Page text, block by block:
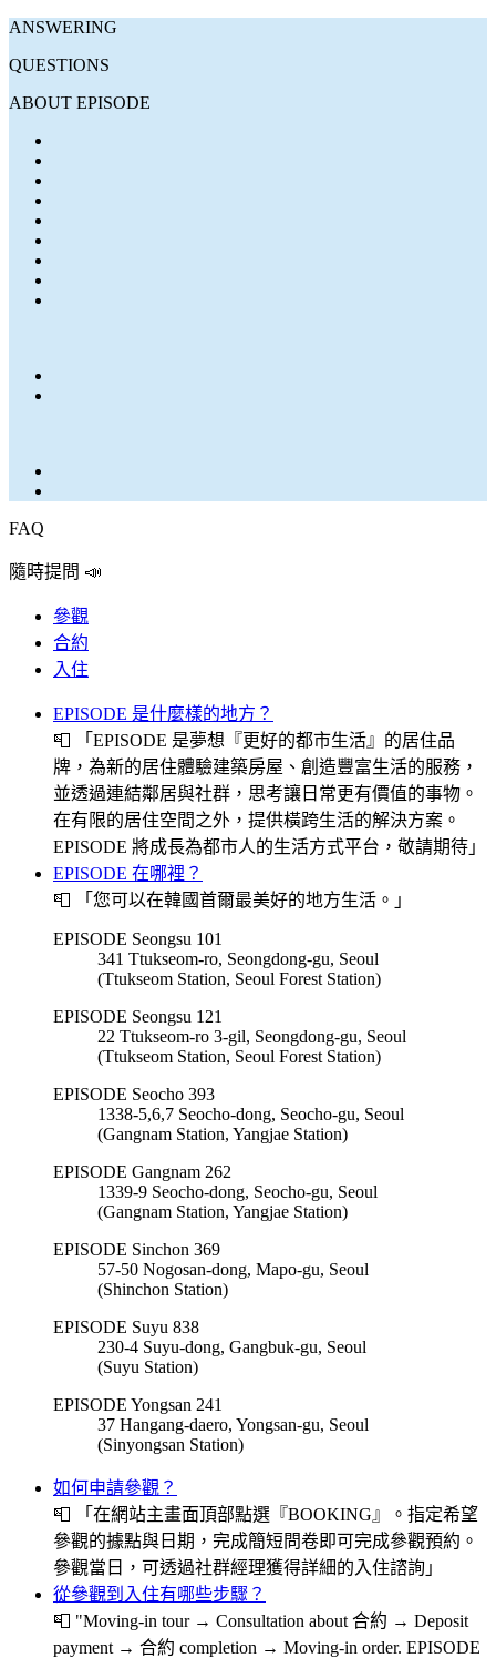
ANSWERING
QUESTIONS
ABOUT EPISODE
FAQ
隨時提問 📣
參觀
合約
入住
EPISODE 是什麼樣的地方？
📮
「EPISODE 是夢想『更好的都市生活』的居住品
牌，為新的居住體驗建築房屋、創造豐富生活的服務，
並透過連結鄰居與社群，思考讓日常更有價值的事物。
在有限的居住空間之外，提供橫跨生活的解決方案。
EPISODE 將成長為都市人的生活方式平台，敬請期待」
EPISODE 在哪裡？
📮
「您可以在韓國首爾最美好的地方生活。」
EPISODE Seongsu 101
341 Ttukseom-ro, Seongdong-gu, Seoul
(Ttukseom Station, Seoul Forest Station)
EPISODE Seongsu 121
22 Ttukseom-ro 3-gil, Seongdong-gu, Seoul
(Ttukseom Station, Seoul Forest Station)
EPISODE Seocho 393
1338-5,6,7 Seocho-dong, Seocho-gu, Seoul
(Gangnam Station, Yangjae Station)
EPISODE Gangnam 262
1339-9 Seocho-dong, Seocho-gu, Seoul
(Gangnam Station, Yangjae Station)
EPISODE Sinchon 369
57-50 Nogosan-dong, Mapo-gu, Seoul
(Shinchon Station)
EPISODE Suyu 838
230-4 Suyu-dong, Gangbuk-gu, Seoul
(Suyu Station)
EPISODE Yongsan 241
37 Hangang-daero, Yongsan-gu, Seoul
(Sinyongsan Station)
如何申請參觀？
📮
「在網站主畫面頂部點選『BOOKING』。指定希望
參觀的據點與日期，完成簡短問卷即可完成參觀預約。
參觀當日，可透過社群經理獲得詳細的入住諮詢」
從參觀到入住有哪些步驟？
📮 "Moving-in tour → Consultation about 合約 → Deposit
payment → 合約 completion → Moving-in order. EPISODE